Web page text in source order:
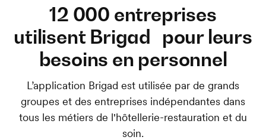
12 000 entreprises
utilisent Brigad pour leurs
besoins en personnel
L’application Brigad est utilisée par de grands
groupes et des entreprises indépendantes dans
tous les métiers de l'hôtellerie-restauration et du
soin.